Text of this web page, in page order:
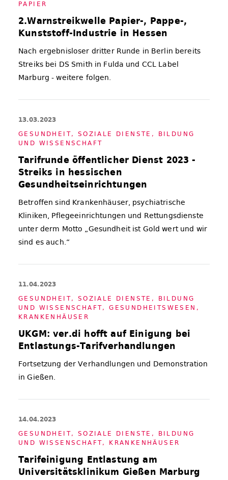
PA­PIER
2.Warnstreikwelle Papier-, Pappe-,
Kunststoff-Industrie in Hessen
Nach ergebnisloser dritter Runde in Berlin bereits
Streiks bei DS Smith in Fulda und CCL Label
Marburg - weitere folgen.
13.03.2023
GE­SUND­HEIT, SO­ZIA­LE DIENS­TE, BIL­DUNG
UND WIS­SEN­SCHAFT
Tarifrunde öffentlicher Dienst 2023 -
Streiks in hessischen
Gesundheitseinrichtungen
Betroffen sind Krankenhäuser, psychiatrische
Kliniken, Pflegeeinrichtungen und Rettungsdienste
unter derm Motto „Gesundheit ist Gold wert und wir
sind es auch.“
11.04.2023
GE­SUND­HEIT, SO­ZIA­LE DIENS­TE, BIL­DUNG
UND WIS­SEN­SCHAFT,GE­SUND­HEITS­WE­SEN ,
KRAN­KEN­HÄU­SER
UKGM: ver.di hofft auf Einigung bei
Entlastungs-Tarifverhandlungen
Fortsetzung der Verhandlungen und Demonstration
in Gießen.
14.04.2023
GE­SUND­HEIT, SO­ZIA­LE DIENS­TE, BIL­DUNG
UND WIS­SEN­SCHAFT, KRAN­KEN­HÄU­SER
Tarifeinigung Entlastung am
Universitätsklinikum Gießen Marburg